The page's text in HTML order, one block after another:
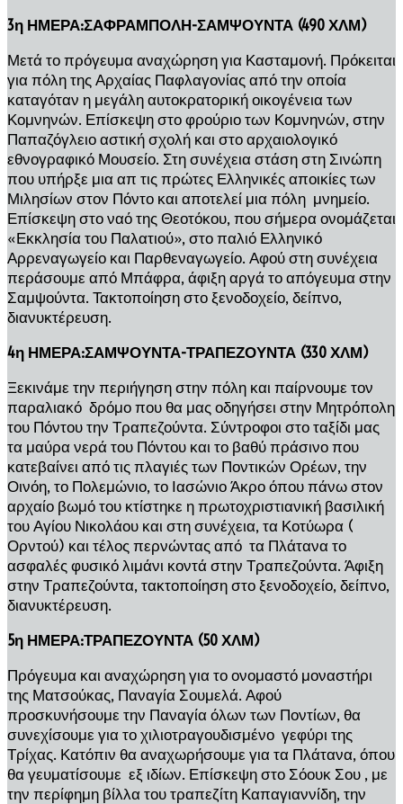
3η ΗΜΕΡΑ:ΣΑΦΡΑΜΠΟΛΗ-ΣΑΜΨΟΥΝΤΑ (490 ΧΛΜ)
Μετά το πρόγευμα αναχώρηση για Κασταμονή. Πρόκειται
για πόλη της Αρχαίας Παφλαγονίας από την οποία
καταγόταν η μεγάλη αυτοκρατορική οικογένεια των
Κομνηνών. Επίσκεψη στο φρούριο των Κομνηνών, στην
Παπαζόγλειο αστική σχολή και στο αρχαιολογικό
εθνογραφικό Μουσείο. Στη συνέχεια στάση στη Σινώπη
που υπήρξε μια απ τις πρώτες Ελληνικές αποικίες των
Μιλησίων στον Πόντο και αποτελεί μια πόλη μνημείο.
Επίσκεψη στο ναό της Θεοτόκου, που σήμερα ονομάζεται
«Εκκλησία του Παλατιού», στο παλιό Ελληνικό
Αρρεναγωγείο και Παρθεναγωγείο. Αφού στη συνέχεια
περάσουμε από Μπάφρα, άφιξη αργά το απόγευμα στην
Σαμψούντα. Τακτοποίηση στο ξενοδοχείο, δείπνο,
διανυκτέρευση.
4η ΗΜΕΡΑ:ΣΑΜΨΟΥΝΤΑ-ΤΡΑΠΕΖΟΥΝΤΑ (330 ΧΛΜ)
Ξεκινάμε την περιήγηση στην πόλη και παίρνουμε τον
παραλιακό δρόμο που θα μας οδηγήσει στην Μητρόπολη
του Πόντου την Τραπεζούντα. Σύντροφοι στο ταξίδι μας
τα μαύρα νερά του Πόντου και το βαθύ πράσινο που
κατεβαίνει από τις πλαγιές των Ποντικών Ορέων, την
Οινόη, το Πολεμώνιο, το Ιασώνιο Άκρο όπου πάνω στον
αρχαίο βωμό του κτίστηκε η πρωτοχριστιανική βασιλική
του Αγίου Νικολάου και στη συνέχεια, τα Κοτύωρα (
Ορντού) και τέλος περνώντας από τα Πλάτανα το
ασφαλές φυσικό λιμάνι κοντά στην Τραπεζούντα. Άφιξη
στην Τραπεζούντα, τακτοποίηση στο ξενοδοχείο, δείπνο,
διανυκτέρευση.
5η ΗΜΕΡΑ:ΤΡΑΠΕΖΟΥΝΤΑ (50 ΧΛΜ)
Πρόγευμα και αναχώρηση για το ονομαστό μοναστήρι
της Ματσούκας, Παναγία Σουμελά. Αφού
προσκυνήσουμε την Παναγία όλων των Ποντίων, θα
συνεχίσουμε για το χιλιοτραγουδισμένο γεφύρι της
Τρίχας. Κατόπιν θα αναχωρήσουμε για τα Πλάτανα, όπου
θα γευματίσουμε εξ ιδίων. Επίσκεψη στο Σόουκ Σου , με
την περίφημη βίλλα του τραπεζίτη Καπαγιαννίδη, την